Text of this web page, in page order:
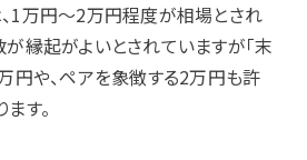
1万円〜2万円程度が相場とされ
縁起がよいとされていますが「末
円や、ペアを象徴する2万円も許
す。